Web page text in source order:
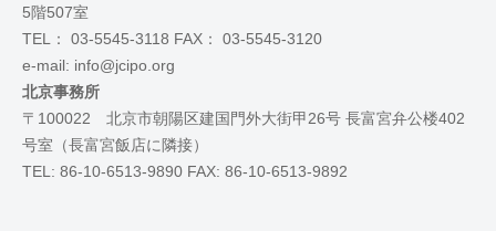
5階507室
TEL： 03-5545-3118 FAX： 03-5545-3120
e-mail: info@jcipo.org
北京事務所
〒100022 北京市朝陽区建国門外大街甲26号 長富宮弁公楼402
号室（長富宮飯店に隣接）
TEL: 86-10-6513-9890 FAX: 86-10-6513-9892